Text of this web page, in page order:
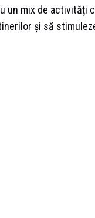
un mix de activități
și să